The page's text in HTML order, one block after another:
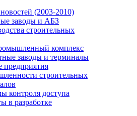
(2003-2010)
заводы и АБЗ
строительных
комплекс
заводы и терминалы
предприятия
строительных
контроля доступа
в разработке